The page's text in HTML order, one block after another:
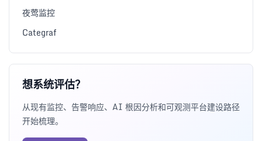
夜莺监控
Categraf
想系统评估？
从现有监控、告警响应、AI 根因分析和可观测平台建设路径
开始梳理。